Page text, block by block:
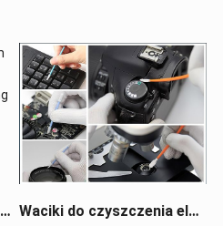
Dlaczego wymazówka poliestrowa PS-768 do pomieszczeń czystych z wygiętą końcówką jest niezbędna do precyzyjnego czyszczenia Waciki do czyszczenia elektroniki: Niezbędne narzędzie do konserwacji precyzyjnej elektroniki